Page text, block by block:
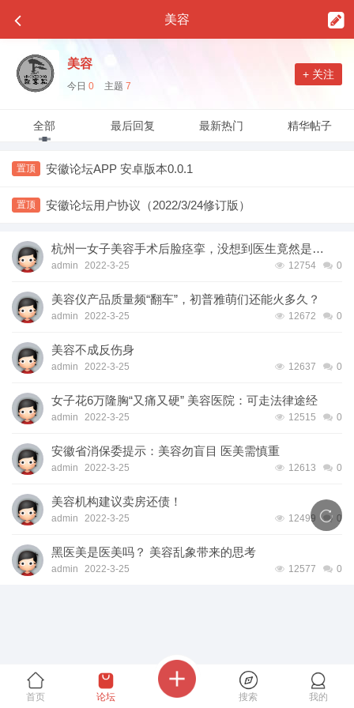
美容
美容
今日 0 主题 7
+ 关注
全部 最后回复 最新热门 精华帖子
置顶 安徽论坛APP 安卓版本0.0.1
置顶 安徽论坛用户协议（2022/3/24修订版）
杭州一女子美容手术后脸痉挛，没想到医生竟然是…
admin 2022-3-25 12754 0
美容仪产品质量频“翻车”，初普雅萌们还能火多久？
admin 2022-3-25 12672 0
美容不成反伤身
admin 2022-3-25 12637 0
女子花6万隆胸“又痛又硬” 美容医院：可走法律途经
admin 2022-3-25 12515 0
安徽省消保委提示：美容勿盲目 医美需慎重
admin 2022-3-25 12613 0
美容机构建议卖房还债！
admin 2022-3-25 12499 0
黑医美是医美吗？ 美容乱象带来的思考
admin 2022-3-25 12577 0
首页 论坛 搜索 我的